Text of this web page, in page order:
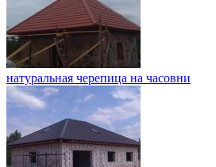
натуральная черепица на часовни